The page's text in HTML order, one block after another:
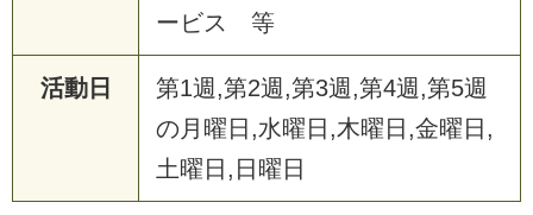
ービス 等
活動日
第1週,第2週,第3週,第4週,第5週
の月曜日,水曜日,木曜日,金曜日,
土曜日,日曜日